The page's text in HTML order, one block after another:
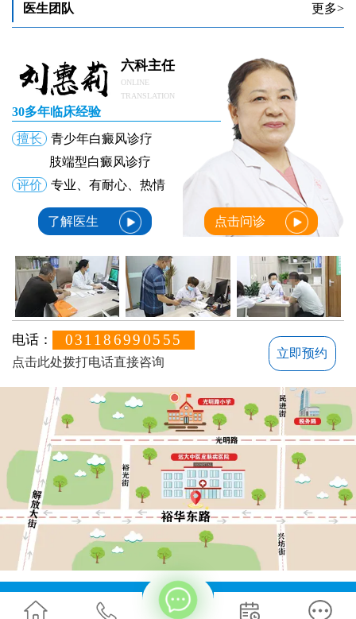
医生团队 更多>
六科主任
ONLINE
TRANSLATION
30多年临床经验
擅长
青少年白癜风诊疗
肢端型白癜风诊疗
评价
专业、有耐心、热情
了解医生 点击问诊
电话： 031186990555
点击此处拨打电话直接咨询
立即预约
地址：石家庄桥西区裕华东路7号
方便说下您的白癜风症状？